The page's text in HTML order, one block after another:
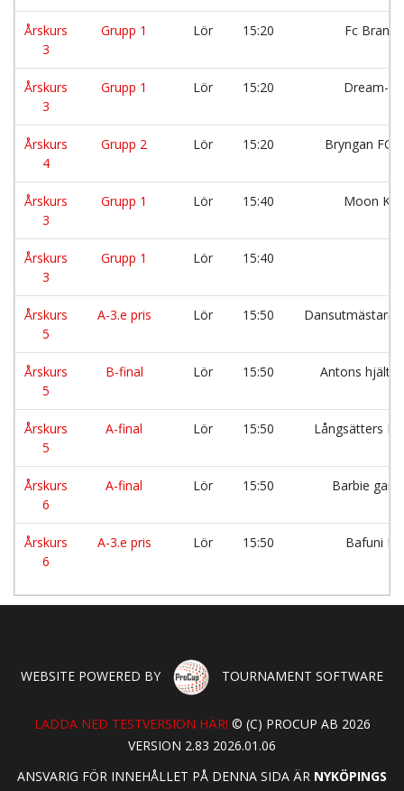
Årskurs
3
Grupp 1 Lör 15:20 Fc
Årskurs
3
Grupp 1 Lör 15:20 Dream-
Årskurs
4
Grupp 2 Lör 15:20 Bryngan FC
Årskurs
3
Grupp 1 Lör 15:40 Moon
Årskurs
3
Grupp 1 Lör 15:40
Årskurs
5
A-3.e pris Lör 15:50
Årskurs
5
B-final Lör 15:50 Antons
Årskurs
5
A-final Lör 15:50 Långsätters
Årskurs
6
A-final Lör 15:50 Barbie
Årskurs
6
A-3.e pris Lör 15:50 Bafuni
WEBSITE POWERED BY TOURNAMENT SOFTWARE
LADDA NED TESTVERSION HÄR! © (C) PROCUP AB 2026
VERSION 2.83 2026.01.06
ANSVARIG FÖR INNEHÅLLET PÅ DENNA SIDA ÄR NYKÖPINGS